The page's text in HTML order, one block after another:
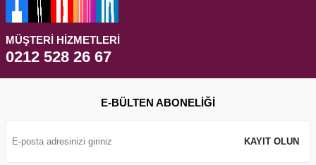
MÜŞTERI HIZMETLERI
0212 528 26 67
E-BÜLTEN ABONELIĞI
KAYIT OLUN